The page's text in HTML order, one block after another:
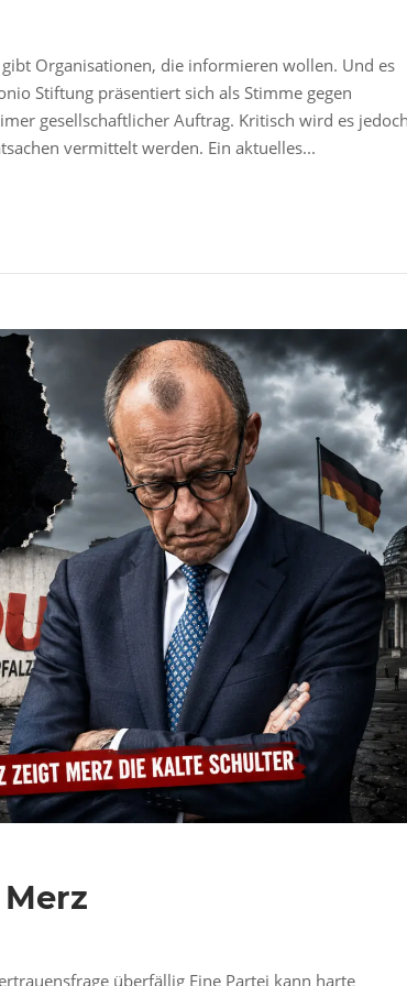
Organisationen, die informieren wollen. Und es
Stiftung präsentiert sich als Stimme gegen
gesellschaftlicher Auftrag. Kritisch wird es
vermittelt werden. Ein aktuelles...
überfällig Eine Partei kann harte